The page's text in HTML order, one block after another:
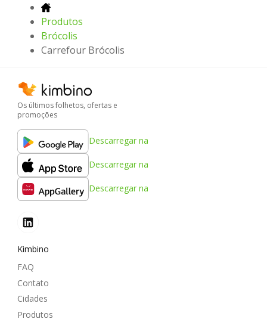
Produtos
Brócolis
Carrefour Brócolis
Os últimos folhetos, ofertas e
promoções
Descarregar na
Descarregar na
Descarregar na
Kimbino
FAQ
Contato
Cidades
Produtos